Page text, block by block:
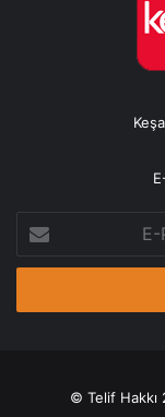
Posta
adresinizi
© Telif Hakkı